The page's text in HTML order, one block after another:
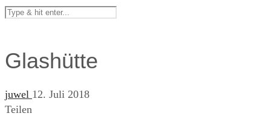
Glashütte
juwel 12. Juli 2018
Teilen